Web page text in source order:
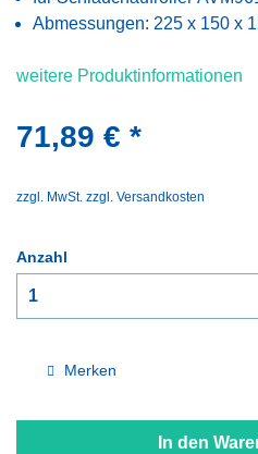
Abmessungen: 225 x 150 x
weitere Produktinformationen
71,89 € *
zzgl. MwSt. zzgl. Versandkosten
Anzahl
Merken
In den